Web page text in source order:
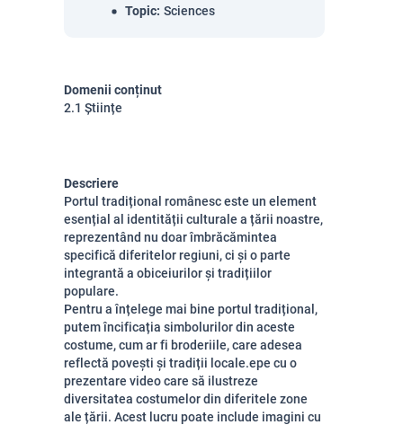
Topic: Sciences
Domenii conținut
2.1 Științe
Descriere
Portul tradițional românesc este un element
esențial al identității culturale a țării noastre,
reprezentând nu doar îmbrăcămintea
specifică diferitelor regiuni, ci și o parte
integrantă a obiceiurilor și tradițiilor
populare.
Pentru a înțelege mai bine portul tradițional,
putem încificația simbolurilor din aceste
costume, cum ar fi broderiile, care adesea
reflectă povești și tradiții locale.epe cu o
prezentare video care să ilustreze
diversitatea costumelor din diferitele zone
ale țării. Acest lucru poate include imagini cu